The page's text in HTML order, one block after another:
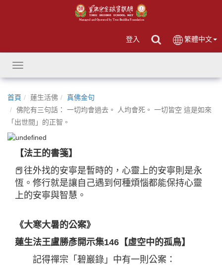
登入 繁體中文
Toggle
navigation
首頁 蓮生活佛
真佛金句
佛陀有三句話： 一切均會過去。 人均會死。 一切皆空 這是如來
「出世間」的正智。
【法王的書箋】
📕往外找的安寧是暫時的，心靈上的安寧則是永
恆。修行就是讓自己遇到何種煩惱都能保持心靈
上的安寧與智慧。
《大寒大暑的公案》
蓮生法王盧勝彥開示集146【虛空中的孤鳥】
記得禪宗「碧巖錄」中有一則公案：